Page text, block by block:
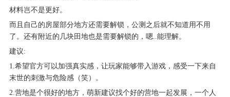
材料岂不是更好。
而且自己的房屋部分地方还需要解锁，公测之后就不知道用不用
了。还有附近的几块田地也是需要解锁的，嗯..能理解。
建议:
1.希望官方可以加强真实感，让玩家能够带入游戏，感受一下来自
末世的刺激与危险感（笑）。
2.营地是个很好的地方，萌新建议找个好的营地一起发展，一个人